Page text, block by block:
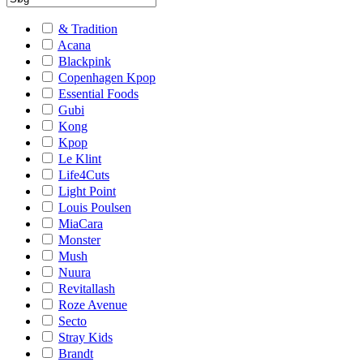
& Tradition
Acana
Blackpink
Copenhagen Kpop
Essential Foods
Gubi
Kong
Kpop
Le Klint
Life4Cuts
Light Point
Louis Poulsen
MiaCara
Monster
Mush
Nuura
Revitallash
Roze Avenue
Secto
Stray Kids
Brandt